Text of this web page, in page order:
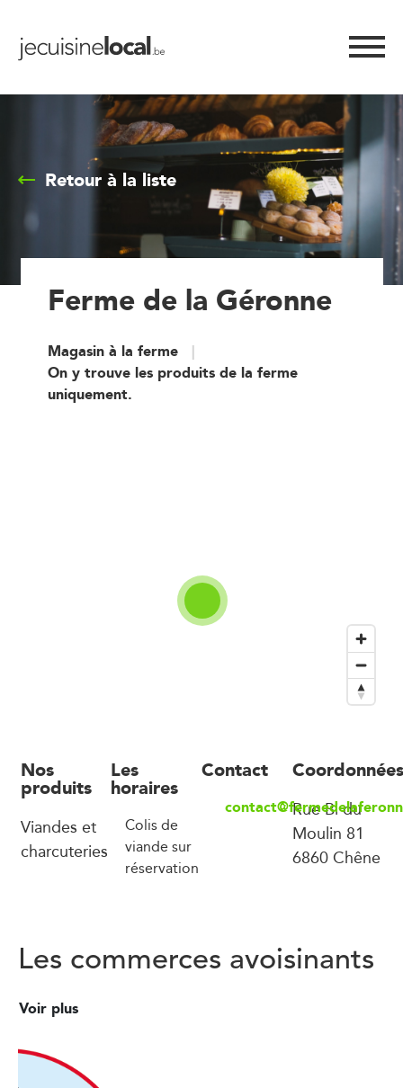
Retour à la liste
Ferme de la Géronne
Magasin à la ferme
On y trouve les produits de la ferme
uniquement.
Nos
produits
Viandes et
charcuteries
Les
horaires
Colis de
viande sur
réservation
Contact Coordonnées
Rue Bi du
Moulin 81
6860 Chêne
Les commerces avoisinants
Voir plus